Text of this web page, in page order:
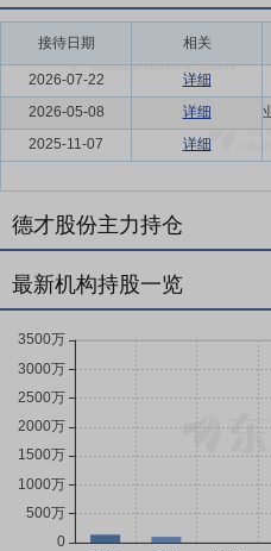
接待日期 相关
2026-07-22 详细
2026-05-08
详细
2025-11-07
详细
德才股份主力持仓
最新机构持股一览